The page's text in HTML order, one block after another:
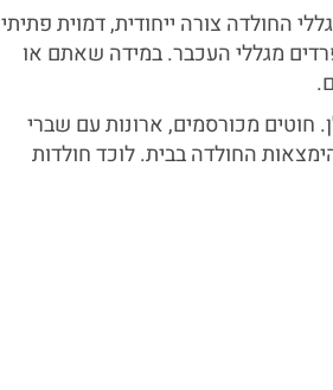
החולדה צורה ייחודית, דמוית פתיתי
מגללי העכבר. במידה שאתם או
חוטים מכורסמים, ארונות עם שברי
החולדה בבית. לוכד חולדות